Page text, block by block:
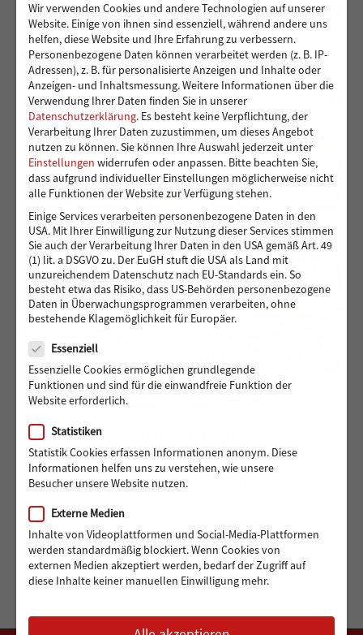
11-Ment-rennt-2023-für-
Hörer-helfen-Kindern
12-Ment-rennt-2023-für-
Hörer-helfen-Kindern
13-Ment-rennt-2023-für-
Hörer-helfen-Kindern
14-Ment-rennt-2023-für-
Hörer-helfen-Kindern
05-Ment-rennt-2023-für-
Hörer-helfen-Kindern
04-Ment-rennt-2023-für-
Hörer-helfen-Kindern
03-Ment-rennt-2023-für-
Hörer-helfen-Kindern
Hörer-helfen-Kindern
Wir verwenden Cookies und andere Technologien auf unserer
Website. Einige von ihnen sind essenziell, während andere uns
helfen, diese Website und Ihre Erfahrung zu verbessern.
Personenbezogene Daten können verarbeitet werden (z. B. IP-
Adressen), z. B. für personalisierte Anzeigen und Inhalte oder
Anzeigen- und Inhaltsmessung.Weitere Informationen über die
Verwendung Ihrer Daten finden Sie in unserer
Datenschutzerklärung. Es besteht keine Verpflichtung, der
Verarbeitung Ihrer Daten zuzustimmen, um dieses Angebot
nutzen zu können.Sie können Ihre Auswahl jederzeit unter
Einstellungen widerrufen oder anpassen. Bitte beachten Sie,
dass aufgrund individueller Einstellungen möglicherweise nicht
alle Funktionen der Website zur Verfügung stehen.
Einige Services verarbeiten personenbezogene Daten in den
USA. Mit Ihrer Einwilligung zur Nutzung dieser Services stimmen
Sie auch der Verarbeitung Ihrer Daten in den USA gemäß Art. 49
(1) lit. a DSGVO zu. Der EuGH stuft die USA als Land mit
unzureichendem Datenschutz nach EU-Standards ein. So
besteht etwa das Risiko, dass US-Behörden personenbezogene
Daten in Überwachungsprogrammen verarbeiten, ohne
bestehende Klagemöglichkeit für Europäer.
Essenziell
Essenzielle Cookies ermöglichen grundlegende
Funktionen und sind für die einwandfreie Funktion der
Website erforderlich.
Statistiken
Statistik Cookies erfassen Informationen anonym. Diese
Informationen helfen uns zu verstehen, wie unsere
Besucher unsere Website nutzen.
Externe Medien
Inhalte von Videoplattformen und Social-Media-Plattformen
werden standardmäßig blockiert. Wenn Cookies von
externen Medien akzeptiert werden, bedarf der Zugriff auf
diese Inhalte keiner manuellen Einwilligung mehr.